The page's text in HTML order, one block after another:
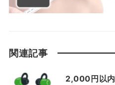
関連記事
2,000円以内